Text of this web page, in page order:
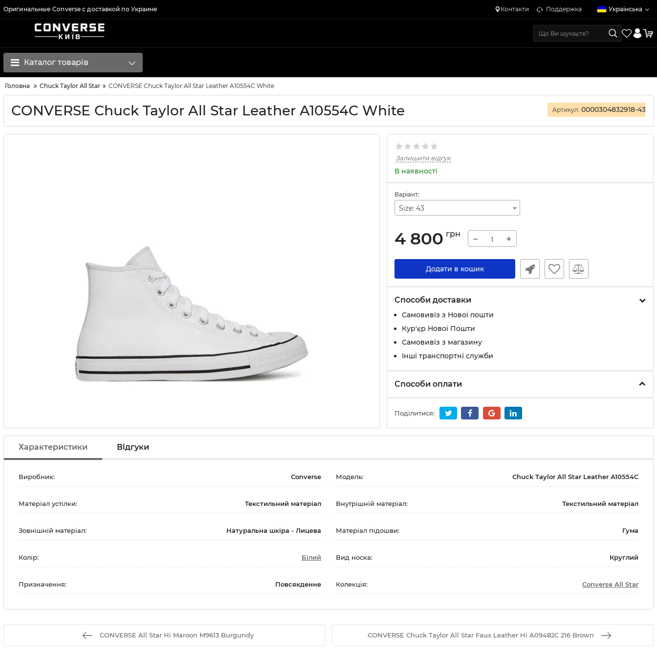
Оригинальные Converse с доставкой по Украине Контакти Поддержка Українська
Каталог товарів
Головна Chuck Taylor All Star CONVERSE Chuck Taylor All Star Leather A10554C White
CONVERSE Chuck Taylor All Star Leather A10554C White Артикул: 0000304832918-43
Залишити відгук
В наявності
Варіант:
Size: 43
4 800 грн − +
Додати в кошик
Способи доставки
Самовивіз з Нової пошти
Кур'єр Нової Пошти
Самовивіз з магазину
Інші транспортні служби
Способи оплати
Поділитися:
Характеристики Відгуки
Виробник: Converse Модель: Chuck Taylor All Star Leather A10554C
Матеріал устілки: Текстильний матеріал Внутрішній матеріал: Текстильний матеріал
Зовнішній матеріал: Натуральна шкіра - Лицева Матеріал підошви: Гума
Колір: Білий Вид носка: Круглий
Призначення: Повсякденне Колекція: Converse All Star
CONVERSE All Star Hi Maroon M9613 Burgundy CONVERSE Chuck Taylor All Star Faux Leather Hi A09482C 216 Brown